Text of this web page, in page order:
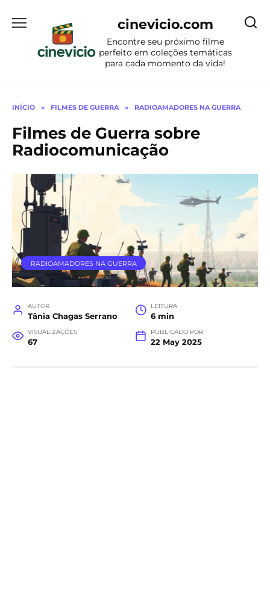
para
conteúdo
cinevicio.com
Encontre seu próximo filme
perfeito em coleções temáticas
para cada momento da vida!
INÍCIO » FILMES DE GUERRA » RADIOAMADORES NA GUERRA
Filmes de Guerra sobre
Radiocomunicação
RADIOAMADORES NA GUERRA
AUTOR
Tânia Chagas Serrano
LEITURA
6 min
VISUALIZAÇÕES
67
PUBLICADO POR
22 May 2025